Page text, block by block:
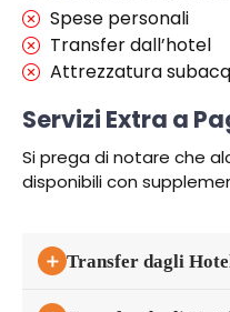
Spese personali
Transfer dall’hotel
Attrezzatura
Servizi Extra a
Si prega di notare che
disponibili con
＋ Transfer dagli